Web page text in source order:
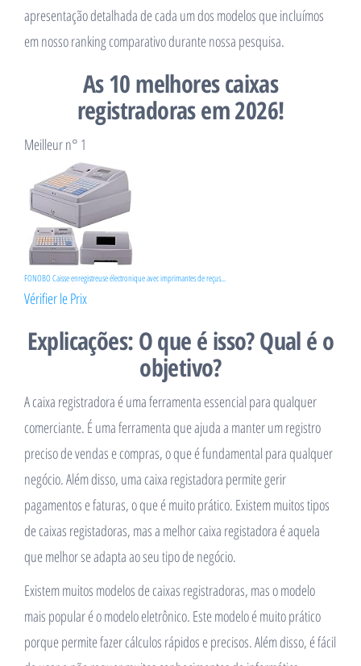
apresentação detalhada de cada um dos modelos que incluímos
em nosso ranking comparativo durante nossa pesquisa.
As 10 melhores caixas
registradoras em 2026!
Meilleur n° 1
FONOBO Caisse enregistreuse électronique avec imprimantes de reçus...
Vérifier le Prix
Explicações: O que é isso? Qual é o
objetivo?
A caixa registradora é uma ferramenta essencial para qualquer
comerciante. É uma ferramenta que ajuda a manter um registro
preciso de vendas e compras, o que é fundamental para qualquer
negócio. Além disso, uma caixa registadora permite gerir
pagamentos e faturas, o que é muito prático. Existem muitos tipos
de caixas registadoras, mas a melhor caixa registadora é aquela
que melhor se adapta ao seu tipo de negócio.
Existem muitos modelos de caixas registradoras, mas o modelo
mais popular é o modelo eletrônico. Este modelo é muito prático
porque permite fazer cálculos rápidos e precisos. Além disso, é fácil